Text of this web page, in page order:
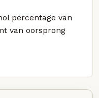
percentage van
van oorsprong